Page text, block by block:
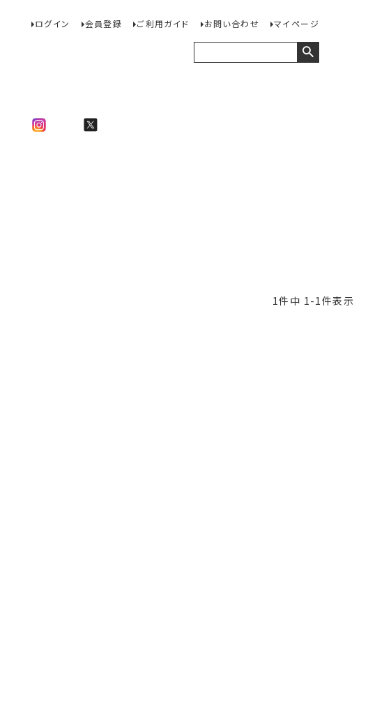
ログイン 会員登録 ご利用ガイド お問い合わせ マイページ
1件中 1-1件表示